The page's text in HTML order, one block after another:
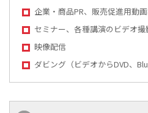
企業・商品PR、販売促進用動
セミナー、各種講演のビデオ撮
映像配信
ダビング（ビデオからDVD、